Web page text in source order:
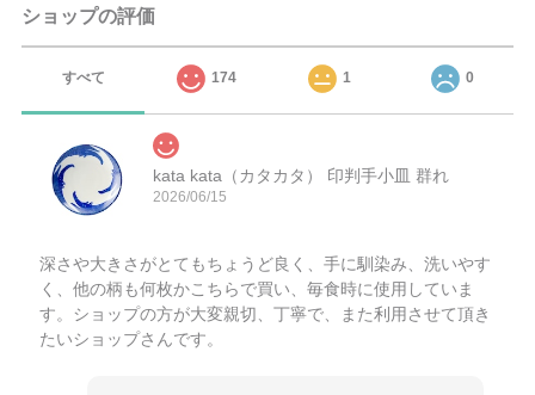
ショップの評価
すべて 174 1 0
kata kata（カタカタ） 印判手小皿 群れ
2026/06/15
深さや大きさがとてもちょうど良く、手に馴染み、洗いやす
く、他の柄も何枚かこちらで買い、毎食時に使用していま
す。ショップの方が大変親切、丁寧で、また利用させて頂き
たいショップさんです。